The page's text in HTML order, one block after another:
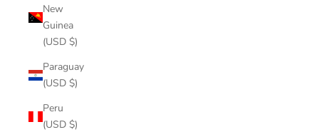
New
Guinea
(USD $)
Paraguay
(USD $)
Peru
(USD $)